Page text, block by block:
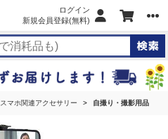
ログイン
新規会員登録(無料)
スマホ関連アクセサリー 自撮り・撮影用品